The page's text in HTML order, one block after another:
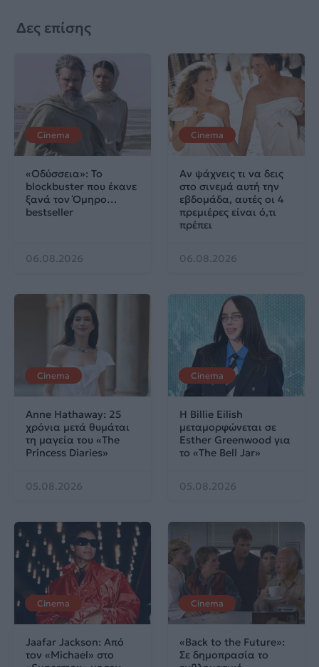
Δες επίσης
Cinema
«Οδύσσεια»: Το
blockbuster που έκανε
ξανά τον Όμηρο…
bestseller
06.08.2026
Cinema
Αν ψάχνεις τι να δεις
στο σινεμά αυτή την
εβδομάδα, αυτές οι 4
πρεμιέρες είναι ό,τι
πρέπει
06.08.2026
Cinema
Anne Hathaway: 25
χρόνια μετά θυμάται
τη μαγεία του «The
Princess Diaries»
05.08.2026
Cinema
Η Billie Eilish
μεταμορφώνεται σε
Esther Greenwood για
το «The Bell Jar»
05.08.2026
Cinema
Jaafar Jackson: Από
τον «Michael» στο
Cinema
«Back to the Future»:
Σε δημοπρασία το